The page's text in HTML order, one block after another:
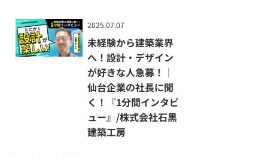
■番組概要
『1分間インタビュー』
仙台で活躍する社長に、1分イ
ンタビュー！
仕事のこと、職場の雰囲気、働
くリアルまでテンポよく語って
もらいました。
2025.07.07
未経験から建築業界
へ！設計・デザイン
が好きな人急募！｜
仙台企業の社長に聞
く！『1分間インタビ
ュー』/株式会社石黒
建築工房